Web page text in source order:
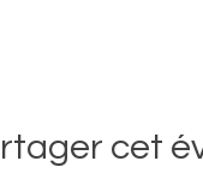
cet